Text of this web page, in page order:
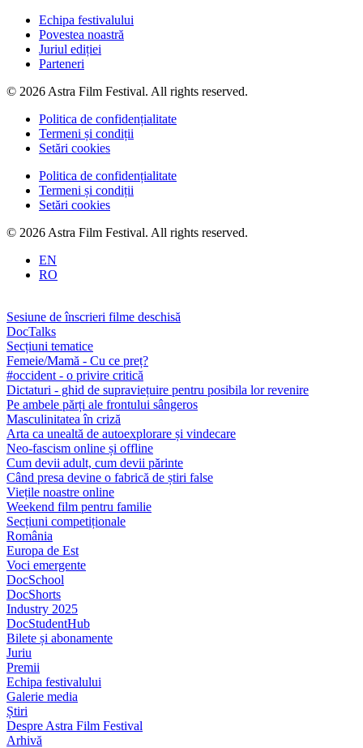
Echipa festivalului
Povestea noastră
Juriul ediției
Parteneri
© 2026 Astra Film Festival. All rights reserved.
Politica de confidențialitate
Termeni și condiții
Setări cookies
Politica de confidențialitate
Termeni și condiții
Setări cookies
© 2026 Astra Film Festival. All rights reserved.
EN
RO
Sesiune de înscrieri filme deschisă
DocTalks
Secțiuni tematice
Femeie/Mamă - Cu ce preț?
#occident - o privire critică
Dictaturi - ghid de supraviețuire pentru posibila lor revenire
Pe ambele părți ale frontului sângeros
Masculinitatea în criză
Arta ca unealtă de autoexplorare și vindecare
Neo-fascism online și offline
Cum devii adult, cum devii părinte
Când presa devine o fabrică de știri false
Viețile noastre online
Weekend film pentru familie
Secțiuni competiționale
România
Europa de Est
Voci emergente
DocSchool
DocShorts
Industry 2025
DocStudentHub
Bilete și abonamente
Juriu
Premii
Echipa festivalului
Galerie media
Știri
Despre Astra Film Festival
Arhivă